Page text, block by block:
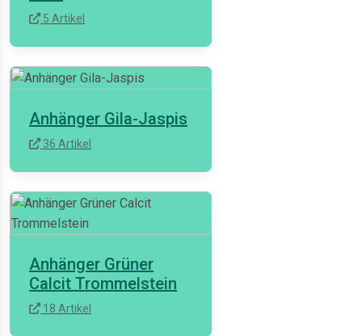
5 Artikel
Anhänger Gila-Jaspis
36 Artikel
Anhänger Grüner
Calcit Trommelstein
18 Artikel